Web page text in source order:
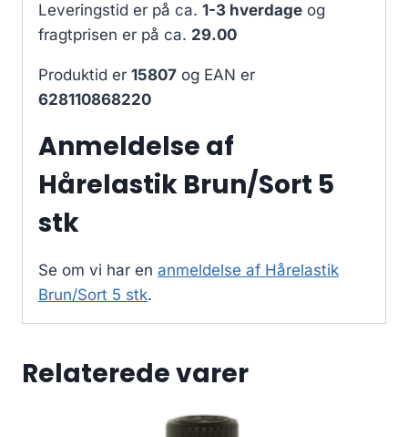
Leveringstid er på ca. 1-3 hverdage og
fragtprisen er på ca. 29.00
Produktid er 15807 og EAN er
628110868220
Anmeldelse af
Hårelastik Brun/Sort 5
stk
Se om vi har en anmeldelse af Hårelastik
Brun/Sort 5 stk.
Relaterede varer